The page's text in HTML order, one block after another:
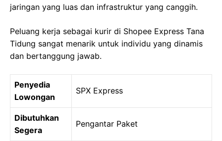
jaringan yang luas dan infrastruktur yang canggih.
Peluang kerja sebagai kurir di Shopee Express Tana
Tidung sangat menarik untuk individu yang dinamis
dan bertanggung jawab.
Penyedia
Lowongan
SPX Express
Dibutuhkan
Segera
Pengantar Paket